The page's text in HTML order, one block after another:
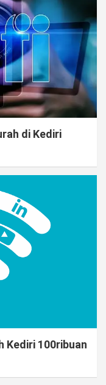
di Kediri
Kediri 100ribuan